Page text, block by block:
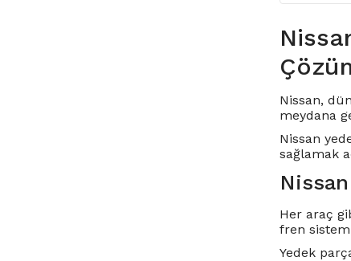
Nissan,
meydana
Nissan
sağlamak
Her araç
fren
Yedek